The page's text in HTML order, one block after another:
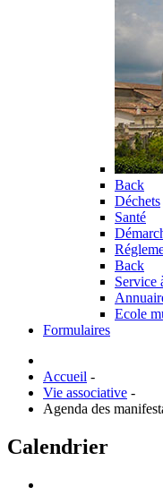
Back
Déchets
Santé
Back
Service
Ecole
Formulaires
Accueil -
Vie associative -
Agenda des
Calendrier